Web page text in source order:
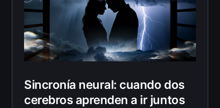
Sincronía neural: cuando dos
cerebros aprenden a ir juntos